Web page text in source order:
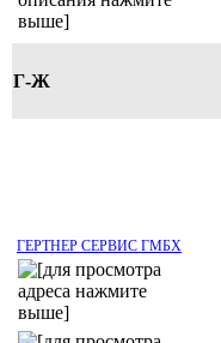
Г-Ж
ГЕРТНЕР СЕРВИС ГМБХ